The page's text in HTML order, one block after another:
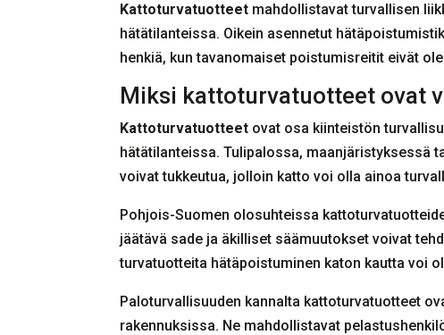
Kattoturvatuotteet mahdollistavat turvallisen
hätätilanteissa. Oikein asennetut
henkiä, kun tavanomaiset poistumisreitit eivät
Miksi kattoturvatuotteet ovat
Kattoturvatuotteet ovat osa kiinteistön
hätätilanteissa. Tulipalossa, maanjäristyksessä
voivat tukkeutua, jolloin katto voi olla ainoa
Pohjois-Suomen olosuhteissa
jäätävä sade ja äkilliset säämuutokset voivat
turvatuotteita hätäpoistuminen katon kautta voi
Paloturvallisuuden kannalta kattoturvatuotteet
rakennuksissa. Ne mahdollistavat